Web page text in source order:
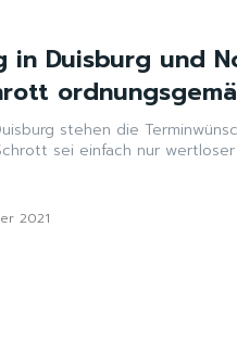
in Duisburg und
stehen die
2021